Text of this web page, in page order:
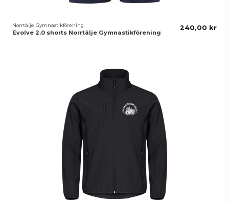
Norrtälje Gymnastikförening
Evolve 2.0 shorts Norrtälje Gymnastikförening
240,00 kr